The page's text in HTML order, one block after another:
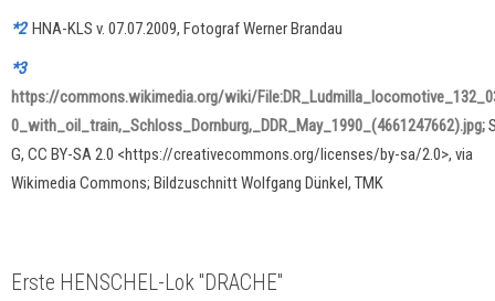
*2 HNA-KLS v. 07.07.2009, Fotograf Werner Brandau
*3
https://commons.wikimedia.org/wiki/
0_with_oil_train,_Schloss_Dornburg,_DDR_May_1990_(4661247662).jpg;
G, CC BY-SA 2.0 <https://creativecommons.org/licenses/by-sa/2.0>, via
Wikimedia Commons; Bildzuschnitt Wolfgang Dünkel, TMK
Erste HENSCHEL-Lok "DRACHE"